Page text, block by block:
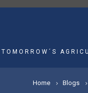
Home Blogs